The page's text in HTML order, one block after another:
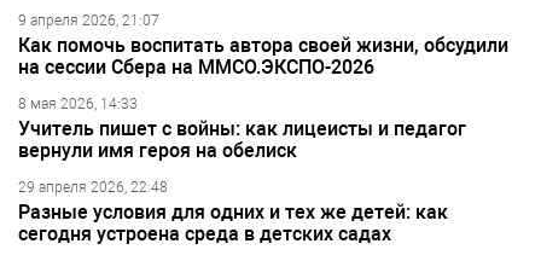
9 апреля 2026, 21:07
Как помочь воспитать автора своей жизни, обсудили
на сессии Сбера на ММСО.ЭКСПО-2026
8 мая 2026, 14:33
Учитель пишет с войны: как лицеисты и педагог
вернули имя героя на обелиск
29 апреля 2026, 22:48
Разные условия для одних и тех же детей: как
сегодня устроена среда в детских садах